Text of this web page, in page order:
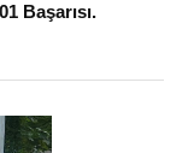
Başarısı.